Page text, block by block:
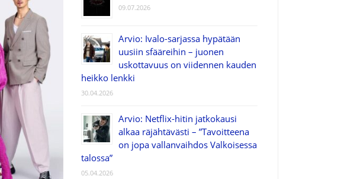
09.07.2026
Arvio: Ivalo-sarjassa hypätään
uusiin sfääreihin – juonen
uskottavuus on viidennen kauden
heikko lenkki
30.04.2026
Arvio: Netflix-hitin jatkokausi
alkaa räjähtävästi – ”Tavoitteena
on jopa vallanvaihdos Valkoisessa
talossa”
05.04.2026